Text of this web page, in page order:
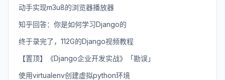
动手实现m3u8的浏览器播放器
知乎回答：你是如何学习Django的
终于录完了，112G的Django视频教程
【置顶】《Django企业开发实战》「勘误」
使用virtualenv创建虚拟python环境